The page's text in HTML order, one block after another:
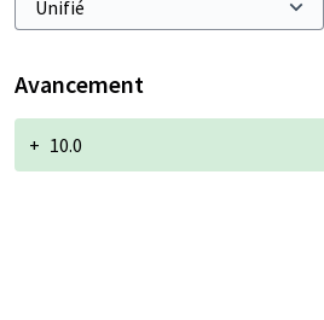
Avancement
+ 10.0